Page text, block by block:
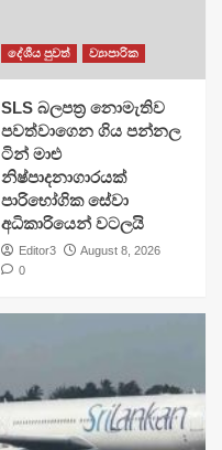
දේශීය පුවත් ව්‍යාපාරික
SLS බලපත්‍ර නොමැතිව
පවත්වාගෙන ගිය පන්නල
ටින් මාළු
නිෂ්පාදනාගාරයක්
පාරිභෝගික සේවා
අධිකාරියෙන් වටලයි
Editor3
August 8, 2026
0